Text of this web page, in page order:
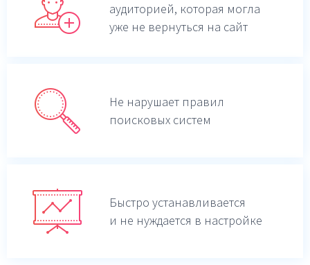
аудиторией, которая могла
уже не вернуться на сайт
Не нарушает правил
поисковых систем
Быстро устанавливается
и не нуждается в настройке